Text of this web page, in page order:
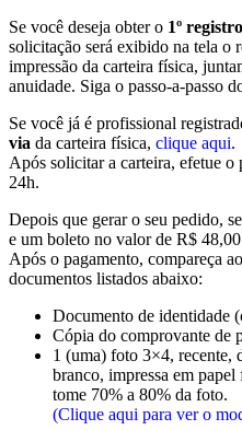
Se você deseja obter o 1º registro
solicitação será exibido na tela o
impressão da carteira física,
anuidade. Siga o passo-a-passo
Se você já é profissional
via da carteira física, clique aqui.
Após solicitar a carteira, efetue o
24h.
Depois que gerar o seu pedido,
e um boleto no valor de R$
Após o pagamento, compareça
documentos listados abaixo:
Documento de identidade
Cópia do comprovante de
1 (uma) foto 3×4, recente,
branco, impressa em
tome 70% a 80% da foto.
(Clique aqui para ver o